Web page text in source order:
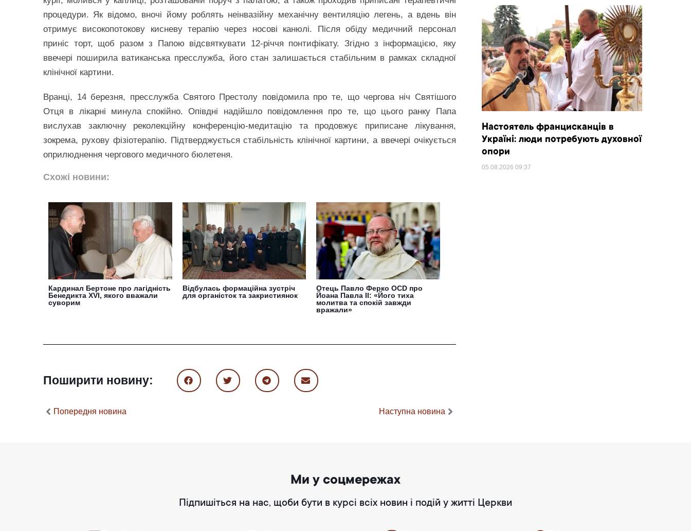
процедури. Як відомо, вночі йому роблять неінвазійну механічну вентиляцію легень, а вдень він
отримує високопотокову кисневу терапію через носові канюлі. Після обіду медичний персонал
приніс торт, щоб разом з Папою відсвяткувати 12-річчя понтифікату. Згідно з інформацією, яку
ввечері поширила ватиканська пресслужба, його стан залишається стабільним в рамках складної
клінічної картини.
Вранці, 14 березня, пресслужба Святого Престолу повідомила про те, що чергова ніч Святішого
Отця в лікарні минула спокійно. Опівдні надійшло повідомлення про те, що цього ранку Папа
вислухав заключну реколекційну конференцію-медитацію та продовжує приписане лікування,
зокрема, рухову фізіотерапію. Підтверджується стабільність клінічної картини, а ввечері очікується
оприлюднення чергового медичного бюлетеня.
Схожі новини:
Кардинал Бертоне про лагідність
Бенедикта XVI, якого вважали
суворим
Відбулась формаційна зустріч
для органісток та закристиянок
Отець Павло Ферко OCD про
Йоана Павла ІІ: «Його тиха
молитва та спокій завжди
вражали»
Поширити новину:
Попередня новина Наступна новина
Настоятель францисканців в
Україні: люди потребують духовної
опори
05.08.2026 09:37
Ми у соцмережах
Підпишіться на нас, щоби бути в курсі всіх новин і подій у житті Церкви